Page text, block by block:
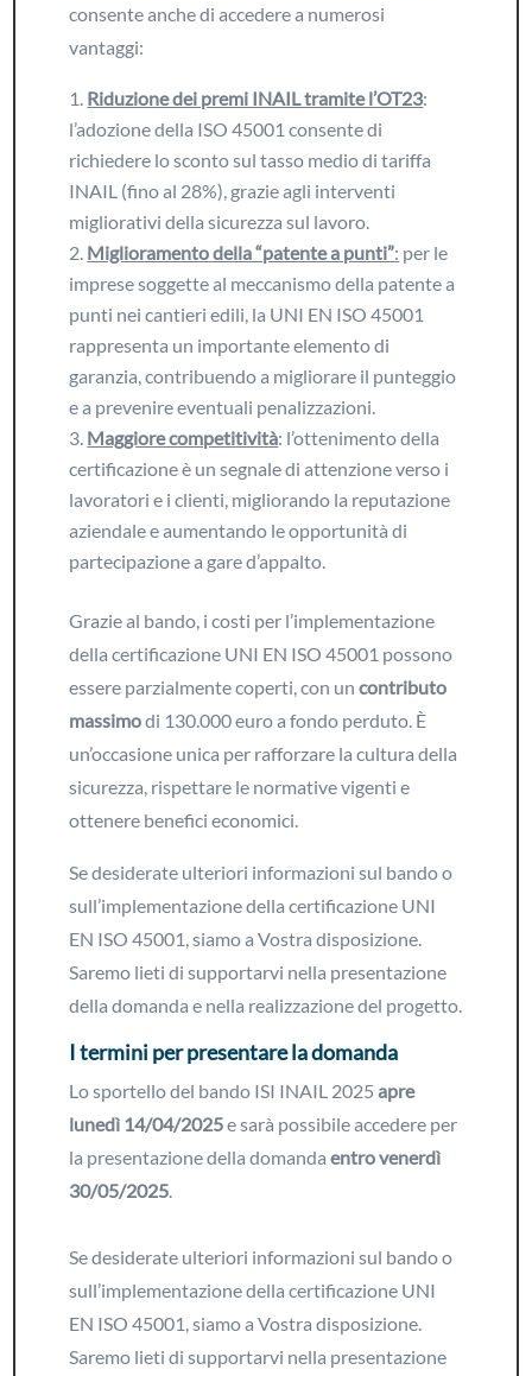
consente anche di accedere a numerosi
vantaggi:
Riduzione dei premi INAIL tramite l’OT23:
l’adozione della ISO 45001 consente di
richiedere lo sconto sul tasso medio di tariffa
INAIL (fino al 28%), grazie agli interventi
migliorativi della sicurezza sul lavoro.
Miglioramento della “patente a punti”: per le
imprese soggette al meccanismo della patente a
punti nei cantieri edili, la UNI EN ISO 45001
rappresenta un importante elemento di
garanzia, contribuendo a migliorare il punteggio
e a prevenire eventuali penalizzazioni.
Maggiore competitività: l’ottenimento della
certificazione è un segnale di attenzione verso i
lavoratori e i clienti, migliorando la reputazione
aziendale e aumentando le opportunità di
partecipazione a gare d’appalto.
Grazie al bando, i costi per l’implementazione
della certificazione UNI EN ISO 45001 possono
essere parzialmente coperti, con uncontributo
massimodi 130.000 euro a fondo perduto. È
un’occasione unica per rafforzare la cultura della
sicurezza, rispettare le normative vigenti e
ottenere benefici economici.
Se desiderate ulteriori informazioni sul bando o
sull’implementazione della certificazione UNI
EN ISO 45001, siamo a Vostra disposizione.
Saremo lieti di supportarvi nella presentazione
della domanda e nella realizzazione del progetto.
I termini per presentare la domanda
Lo sportello del bando ISI INAIL 2025apre
lunedì 14/04/2025e sarà possibile accedere per
la presentazione della domandaentro venerdì
30/05/2025
Se desiderate ulteriori informazioni sul bando o
sull’implementazione della certificazione UNI
EN ISO 45001, siamo a Vostra disposizione.
Saremo lieti di supportarvi nella presentazione